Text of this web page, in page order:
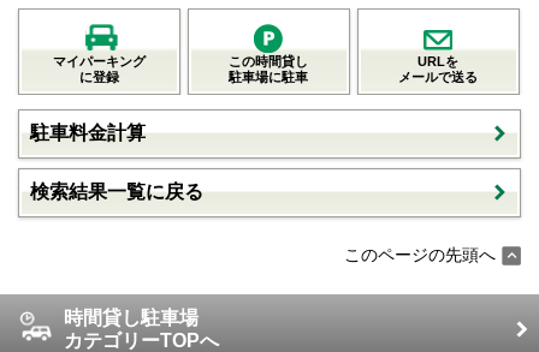
マイパーキング
に登録
この時間貸し
駐車場に駐車
URLを
メールで送る
駐車料金計算
検索結果一覧に戻る
このページの先頭へ
時間貸し駐車場
カテゴリーTOPへ